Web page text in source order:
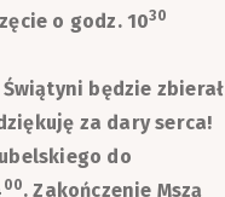
o godz. 1030
będzie zbierał
za dary serca!
do
00. Zakończenie Mszą